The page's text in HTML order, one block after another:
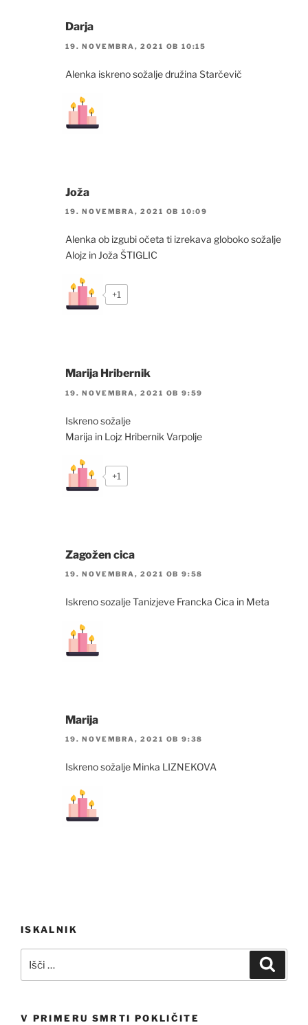
Darja
19. NOVEMBRA, 2021 OB 10:15
Alenka iskreno sožalje družina Starčevič
Joža
19. NOVEMBRA, 2021 OB 10:09
Alenka ob izgubi očeta ti izrekava globoko sožalje
Alojz in Joža ŠTIGLIC
+1
Marija Hribernik
19. NOVEMBRA, 2021 OB 9:59
Iskreno sožalje
Marija in Lojz Hribernik Varpolje
+1
Zagožen cica
19. NOVEMBRA, 2021 OB 9:58
Iskreno sozalje Tanizjeve Francka Cica in Meta
Marija
19. NOVEMBRA, 2021 OB 9:38
Iskreno sožalje Minka LIZNEKOVA
Navigacija
ISKALNIK
V PRIMERU SMRTI POKLIČITE